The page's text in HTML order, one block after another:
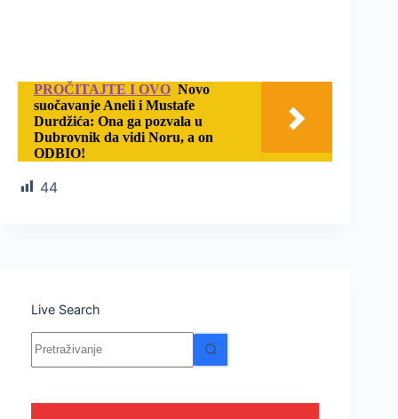
PROČITAJTE I OVO Novo
suočavanje Aneli i Mustafe
Durdžića: Ona ga pozvala u
Dubrovnik da vidi Noru, a on
ODBIO!
44
Live Search
Nema
rezultata.